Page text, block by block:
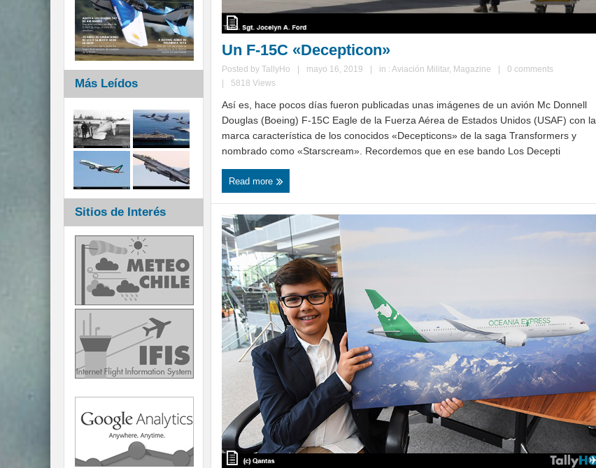
Un F-15C «Decepticon»
Posted by TallyHo mayo 16, 2019 in : Aviación Militar, Magazine
0 comments
5818 Views
Así es, hace pocos días fueron publicadas unas imágenes de un avión Mc Donnell
Douglas (Boeing) F-15C Eagle de la Fuerza Aérea de Estados Unidos (USAF) con la
marca característica de los conocidos «Decepticons» de la saga Transformers y
nombrado como «Starscream». Recordemos que en ese bando Los Decepti
Read more
Más Leídos
Sitios de Interés